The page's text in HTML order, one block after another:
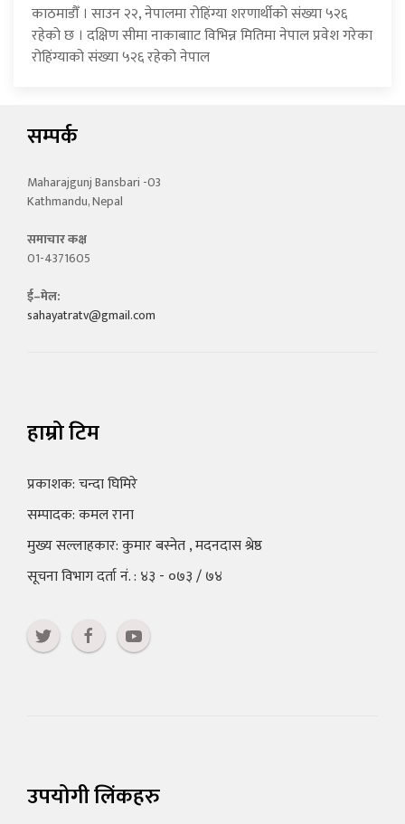
काठमाडौँ । साउन २२, नेपालमा रोहिंग्या शरणार्थीको संख्या ५२६
रहेको छ । दक्षिण सीमा नाकाबााट विभिन्न मितिमा नेपाल प्रवेश गरेका
रोहिंग्याको संख्या ५२६ रहेको नेपाल
सम्पर्क
Maharajgunj Bansbari -03
Kathmandu, Nepal
समाचार कक्ष
01-4371605
ई–मेल:
sahayatratv@gmail.com
हाम्रो टिम
प्रकाशक: चन्दा घिमिरे
सम्पादक: कमल राना
मुख्य सल्लाहकार: कुमार बस्नेत , मदनदास श्रेष्ठ
सूचना विभाग दर्ता नं. : ४३ - ०७३ / ७४
उपयोगी लिंकहरु